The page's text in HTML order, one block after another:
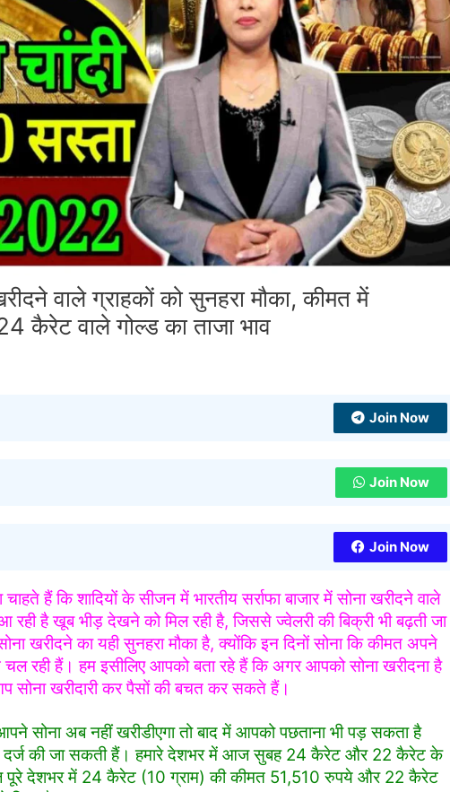
वाले ग्राहकों को सुनहरा मौका, कीमत में
कैरेट वाले गोल्ड का ताजा भाव
Join Now
Join Now
Join Now
हैं कि शादियों के सीजन में भारतीय सर्राफा बाजार में सोना खरीदने वाले
है खूब भीड़ देखने को मिल रही है, जिससे ज्वेलरी की बिक्री भी बढ़ती जा
खरीदने का यही सुनहरा मौका है, क्योंकि इन दिनों सोना कि कीमत अपने
रही हैं। हम इसीलिए आपको बता रहे हैं कि अगर आपको सोना खरीदना है
सोना खरीदारी कर पैसों की बचत कर सकते हैं।
सोना अब नहीं खरीडीएगा तो बाद में आपको पछताना भी पड़ सकता है
दर्ज की जा सकती हैं। हमारे देशभर में आज सुबह 24 कैरेट और 22 कैरेट के
पूरे देशभर में 24 कैरेट (10 ग्राम) की कीमत 51,510 रुपये और 22 कैरेट